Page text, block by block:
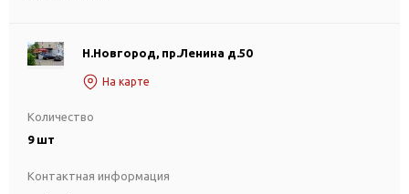
Н.Новгород, пр.Ленина д.50
На карте
Количество
9 шт
Контактная информация